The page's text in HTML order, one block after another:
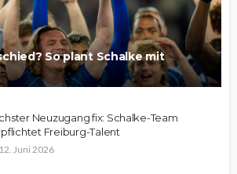
So plant Schalke mit
Neuzugang fix: Schalke-Team
Freiburg-Talent
12. Juni 2026